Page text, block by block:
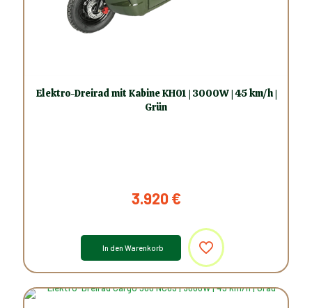
Elektro-Dreirad mit Kabine KH01 | 3000W | 45 km/h |
Grün
3.920€
In den Warenkorb